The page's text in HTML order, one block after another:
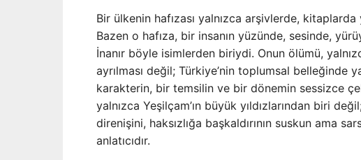
Bir ülkenin hafızası yalnızca arşivlerde,
Bazen o hafıza, bir insanın yüzünde, sesinde,
İnanır böyle isimlerden biriydi. Onun ölümü,
ayrılması değil; Türkiye’nin toplumsal belleğinde
karakterin, bir temsilin ve bir dönemin sessizce
yalnızca Yeşilçam’ın büyük yıldızlarından biri
direnişini, haksızlığa başkaldırının suskun ama
anlatıcıdır.